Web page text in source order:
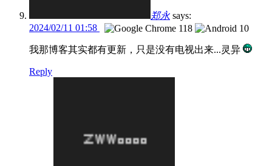
郑永 says:
2024/02/11 01:58
我那博客其实都有更新，只是没有电视出来...灵异
Reply